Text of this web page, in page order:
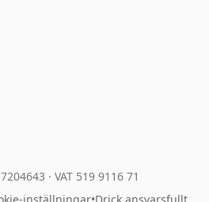
· VAT 519 9116 71